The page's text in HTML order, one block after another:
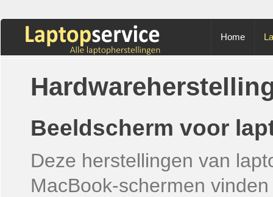
Home
Beeldscherm voor
Deze herstellingen van
MacBook-schermen